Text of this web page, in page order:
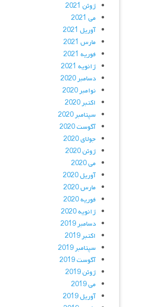
ژوئن 2021
می 2021
آوریل 2021
مارس 2021
فوریه 2021
ژانویه 2021
دسامبر 2020
نوامبر 2020
اکتبر 2020
سپتامبر 2020
آگوست 2020
جولای 2020
ژوئن 2020
می 2020
آوریل 2020
مارس 2020
فوریه 2020
ژانویه 2020
دسامبر 2019
اکتبر 2019
سپتامبر 2019
آگوست 2019
ژوئن 2019
می 2019
آوریل 2019